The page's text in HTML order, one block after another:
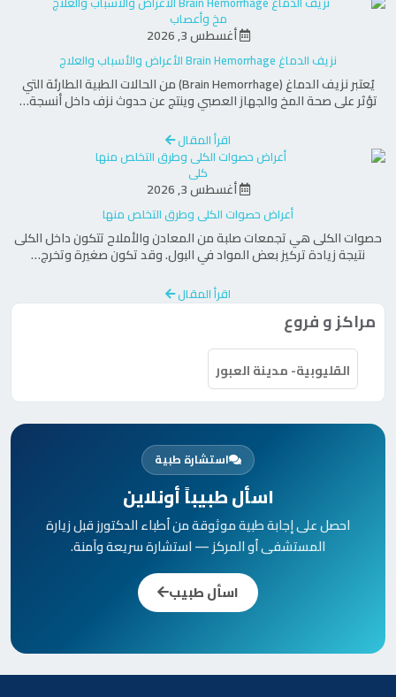
مخ وأعصاب
أغسطس 3, 2026
نزيف الدماغ Brain Hemorrhage الأعراض والأسباب والعلاج
يُعتبر نزيف الدماغ (Brain Hemorrhage) من الحالات الطبية الطارئة التي
تؤثر على صحة المخ والجهاز العصبي وينتج عن حدوث نزف داخل أنسجة…
اقرأ المقال
كلى
أغسطس 3, 2026
أعراض حصوات الكلى وطرق التخلص منها
حصوات الكلى هي تجمعات صلبة من المعادن والأملاح تتكون داخل الكلى
نتيجة زيادة تركيز بعض المواد في البول. وقد تكون صغيرة وتخرج…
اقرأ المقال
مراكز و فروع
القليوبية- مدينة العبور
استشارة طبية
اسأل طبيباً أونلاين
احصل على إجابة طبية موثوقة من أطباء الدكتورز قبل زيارة
المستشفى أو المركز — استشارة سريعة وآمنة.
اسأل طبيب